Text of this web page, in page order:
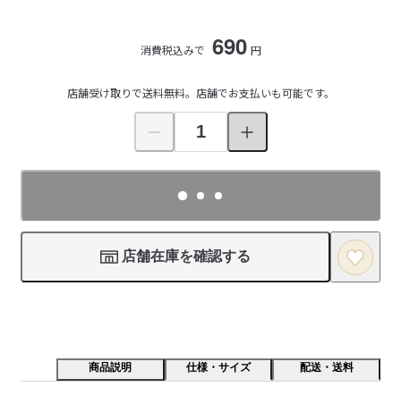
消費税込みで 690 円
店舗受け取りで送料無料。店舗でお支払いも可能です。
店舗在庫を確認する
商品説明 仕様・サイズ 配送・送料